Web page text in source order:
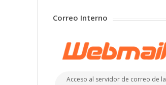
Correo Interno
Acceso al servidor de correo de la